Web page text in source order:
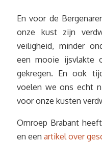
En voor de
onze kust zijn
veiligheid, minder
een mooie ijsvlakte
gekregen. En ook
voelen we ons echt
voor onze kusten
Omroep Brabant
en een artikel over